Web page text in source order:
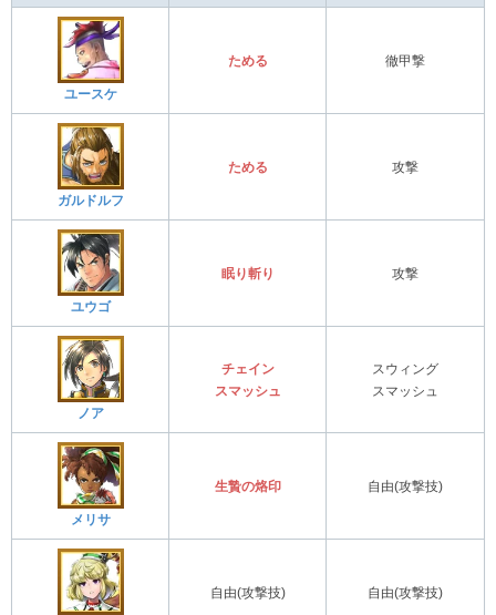
ユースケ
ためる 徹甲撃
ガルドルフ
ためる 攻撃
ユウゴ
眠り斬り 攻撃
ノア
チェイン
スマッシュ
スウィング
スマッシュ
メリサ
生贄の烙印 自由(攻撃技)
自由(攻撃技) 自由(攻撃技)